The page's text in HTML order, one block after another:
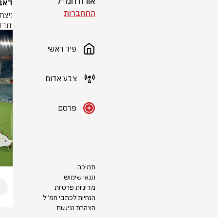
התחברות
פיד ראשי
צבע אדום
פרסם
תמיכה
תנאי שימוש
מדיניות פרטיות
הנחיות לכתבי חמ״ל
הצהרת נגישות
יתרון: האריס